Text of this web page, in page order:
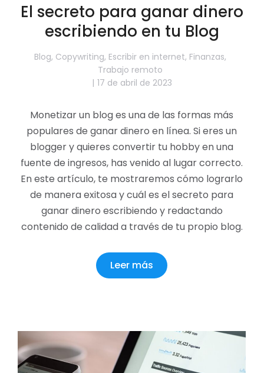
El secreto para ganar dinero
escribiendo en tu Blog
Blog, Copywriting, Escribir en internet, Finanzas,
Trabajo remoto
17 de abril de 2023
Monetizar un blog es una de las formas más
populares de ganar dinero en línea. Si eres un
blogger y quieres convertir tu hobby en una
fuente de ingresos, has venido al lugar correcto.
En este artículo, te mostraremos cómo lograrlo
de manera exitosa y cuál es el secreto para
ganar dinero escribiendo y redactando
contenido de calidad a través de tu propio blog.
Leer más